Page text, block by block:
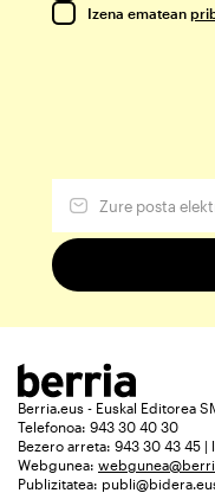
Izena ematean
Berria.eus - Euskal Editorea
Telefonoa: 943 30 40 30
Bezero arreta: 943 30 43 45 |
Webgunea:
Publizitatea: